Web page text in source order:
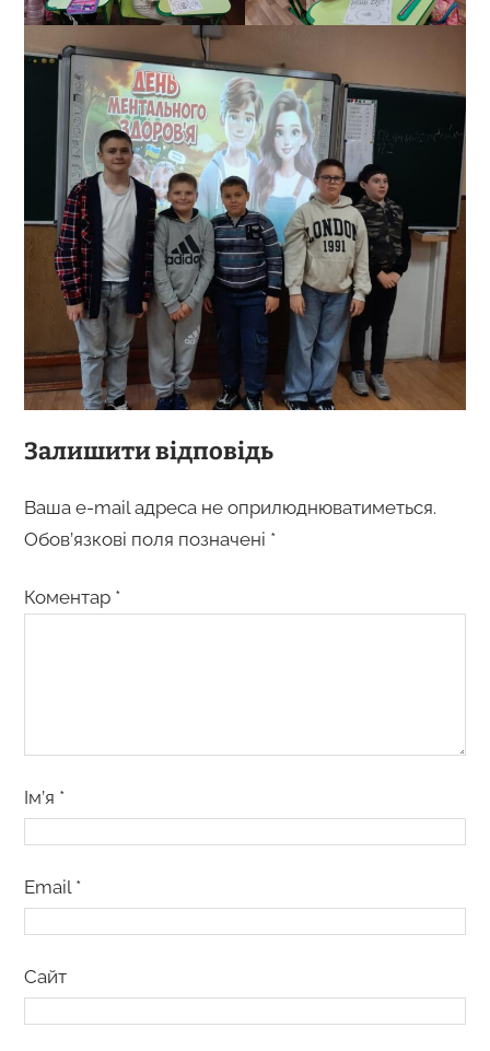
Залишити відповідь
Ваша e-mail адреса не оприлюднюватиметься.
Обов’язкові поля позначені *
Коментар *
Ім’я *
Email *
Сайт